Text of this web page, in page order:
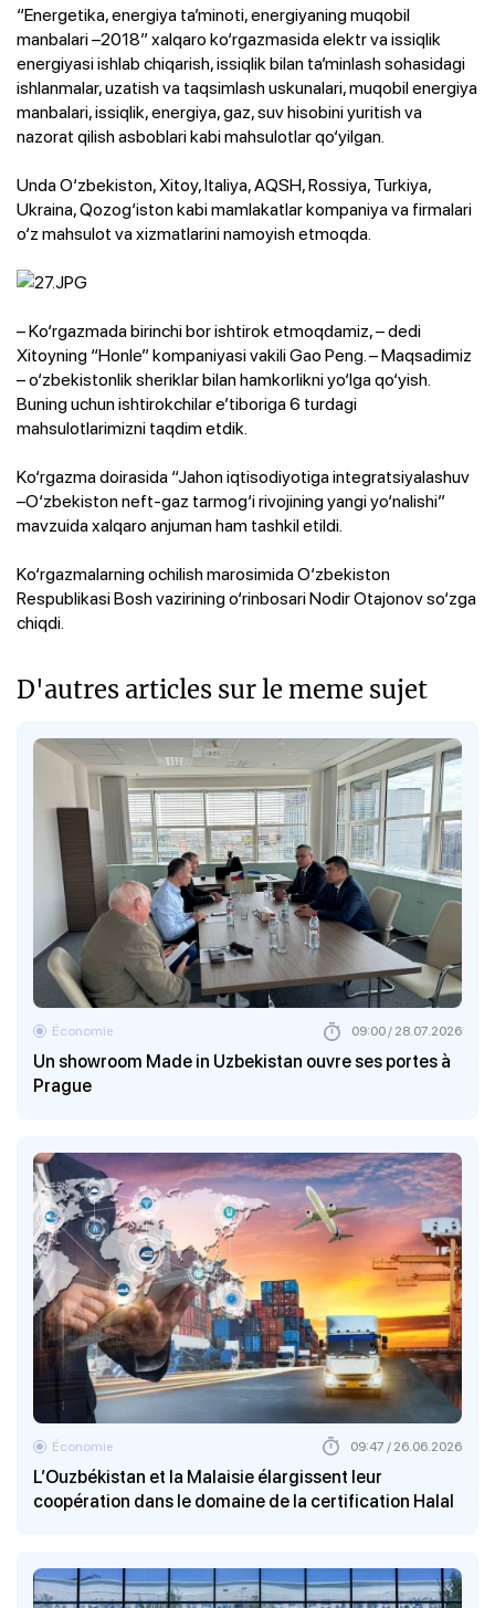
“Energetika, energiya ta’minoti, energiyaning muqobil
manbalari –2018” xalqaro ko‘rgazmasida elektr va issiqlik
energiyasi ishlab chiqarish, issiqlik bilan ta’minlash sohasidagi
ishlanmalar, uzatish va taqsimlash uskunalari, muqobil energiya
manbalari, issiqlik, energiya, gaz, suv hisobini yuritish va
nazorat qilish asboblari kabi mahsulotlar qo‘yilgan.
Unda O‘zbekiston, Xitoy, Italiya, AQSH, Rossiya, Turkiya,
Ukraina, Qozog‘iston kabi mamlakatlar kompaniya va firmalari
o‘z mahsulot va xizmatlarini namoyish etmoqda.
– Ko‘rgazmada birinchi bor ishtirok etmoqdamiz, – dedi
Xitoyning “Honle” kompaniyasi vakili Gao Peng. – Maqsadimiz
– o‘zbekistonlik sheriklar bilan hamkorlikni yo‘lga qo‘yish.
Buning uchun ishtirokchilar e’tiboriga 6 turdagi
mahsulotlarimizni taqdim etdik.
Ko‘rgazma doirasida “Jahon iqtisodiyotiga integratsiyalashuv
–O‘zbekiston neft-gaz tarmog‘i rivojining yangi yo‘nalishi”
mavzuida xalqaro anjuman ham tashkil etildi.
Ko‘rgazmalarning ochilish marosimida O‘zbekiston
Respublikasi Bosh vazirining o‘rinbosari Nodir Otajonov so‘zga
chiqdi.
D'autres articles sur le meme sujet
Un showroom Made in Uzbekistan ouvre ses portes à
Prague
Économie 09:00 / 28.07.2026
L’Ouzbékistan et la Malaisie élargissent leur
coopération dans le domaine de la certification Halal
Économie 09:47 / 26.06.2026